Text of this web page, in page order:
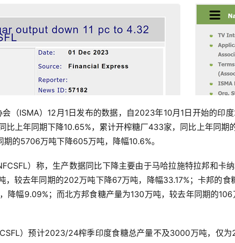
（ISMA）12月1日发布的数据，自2023年10月1日开始的印
比上年同期下降10.65%，累计开榨糖厂433家，同比上年同期
的5706万吨下降605万吨，降幅10.6%。
）称，生产数据同比下降主要由于马哈拉施特拉邦和卡纳
，较去年同期的202万吨下降67万吨，降幅33.17%；卡邦的食
降幅9.09%；而北方邦食糖产量为130万吨，较去年同期的106
）预计2023/24榨季印度食糖总产量不及3000万吨，仅为